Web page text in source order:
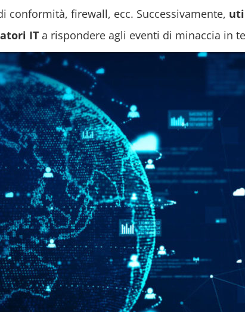
conformità, firewall, ecc. Successivamente,
IT a rispondere agli eventi di minaccia in